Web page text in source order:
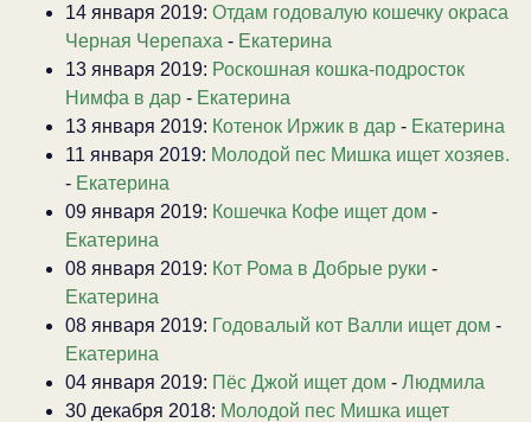
14 января 2019: Отдам годовалую кошечку окраса
Черная Черепаха - Екатерина
13 января 2019: Роскошная кошка-подросток
Нимфа в дар - Екатерина
13 января 2019: Котенок Иржик в дар - Екатерина
11 января 2019: Молодой пес Мишка ищет хозяев.
- Екатерина
09 января 2019: Кошечка Кофе ищет дом -
Екатерина
08 января 2019: Кот Рома в Добрые руки -
Екатерина
08 января 2019: Годовалый кот Валли ищет дом -
Екатерина
04 января 2019: Пёс Джой ищет дом - Людмила
30 декабря 2018: Молодой пес Мишка ищет